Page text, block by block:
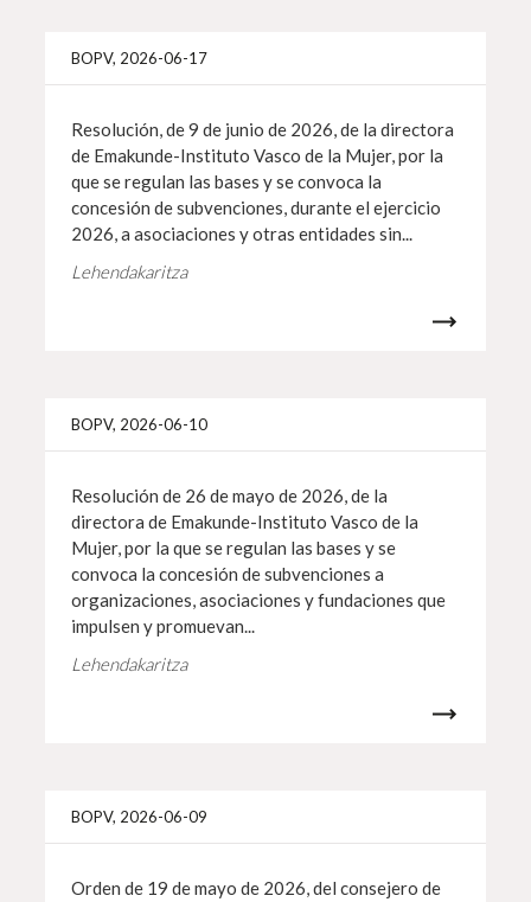
BOPV, 2026-06-17
Resolución, de 9 de junio de 2026, de la directora
de Emakunde-Instituto Vasco de la Mujer, por la
que se regulan las bases y se convoca la
concesión de subvenciones, durante el ejercicio
2026, a asociaciones y otras entidades sin...
Lehendakaritza
BOPV, 2026-06-10
Resolución de 26 de mayo de 2026, de la
directora de Emakunde-Instituto Vasco de la
Mujer, por la que se regulan las bases y se
convoca la concesión de subvenciones a
organizaciones, asociaciones y fundaciones que
impulsen y promuevan...
Lehendakaritza
BOPV, 2026-06-09
Orden de 19 de mayo de 2026, del consejero de